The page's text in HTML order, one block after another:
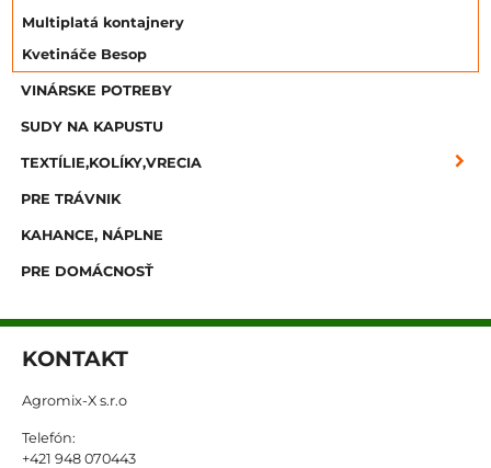
Multiplatá kontajnery
Kvetináče Besop
VINÁRSKE POTREBY
SUDY NA KAPUSTU
TEXTÍLIE,KOLÍKY,VRECIA
PRE TRÁVNIK
KAHANCE, NÁPLNE
PRE DOMÁCNOSŤ
KONTAKT
Agromix-X s.r.o
Telefón:
+421 948 070443